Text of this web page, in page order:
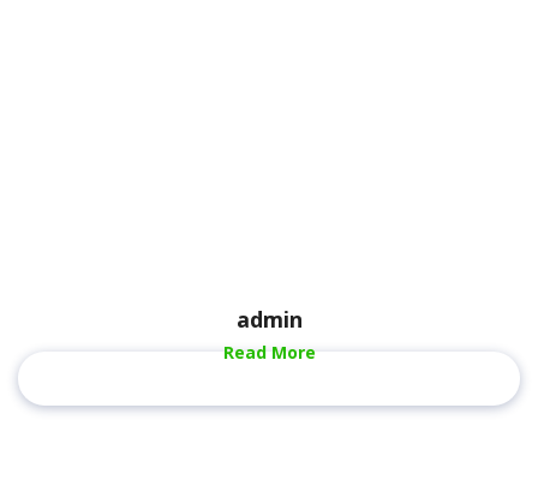
admin
Read More